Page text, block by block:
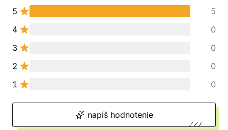
5
5
4
0
3
0
2
0
1
0
napíš hodnotenie